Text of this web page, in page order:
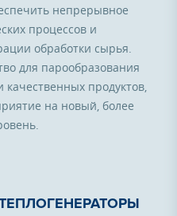
непрерывное
процессов и
обработки сырья.
для парообразования
качественных продуктов,
на новый, более